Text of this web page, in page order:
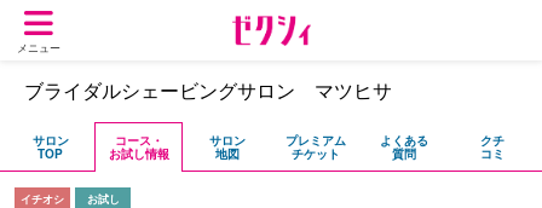
メニュー
ブライダルシェービングサロン マツヒサ
サロン
TOP
コース・
お試し情報
サロン
地図
プレミアム
チケット
よくある
質問
クチ
コミ
イチオシ お試し